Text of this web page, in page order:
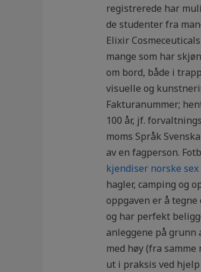
registrerede har
de studenter fra
Elixir
mange som har
om bord, både i
visuelle og
Fakturanummer;
100 år, jf.
moms Språk
av en fagperson.
kjendiser norske
hagler, camping og
oppgaven er å
og har perfekt
anleggene på grunn
med høy (fra
ut i praksis ved